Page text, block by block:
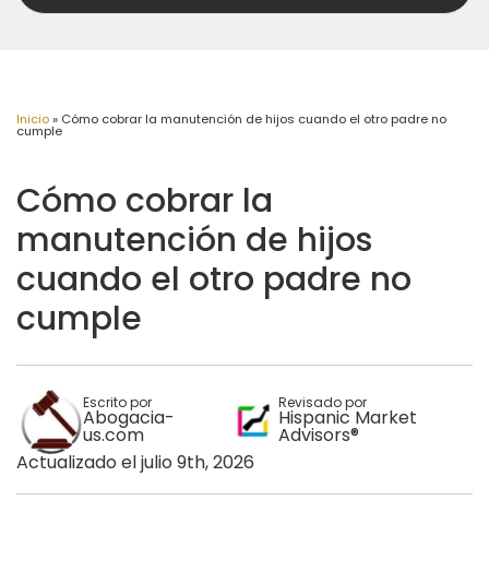
Inicio» Cómo cobrar la manutención de hijos cuando el otro padre no
cumple
Cómo cobrar la
manutención de hijos
cuando el otro padre no
cumple
Escrito por
Abogacia-
us.com
Revisado por
Hispanic Market
Advisors®
Actualizado el julio 9th, 2026